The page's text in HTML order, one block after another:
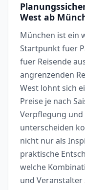
West ab
München ist ein
Startpunkt fuer
fuer Reisende
angrenzenden
West lohnt sich
Preise je nach
Verpflegung
unterscheiden
nicht nur als
praktische
welche
und Veranstalter